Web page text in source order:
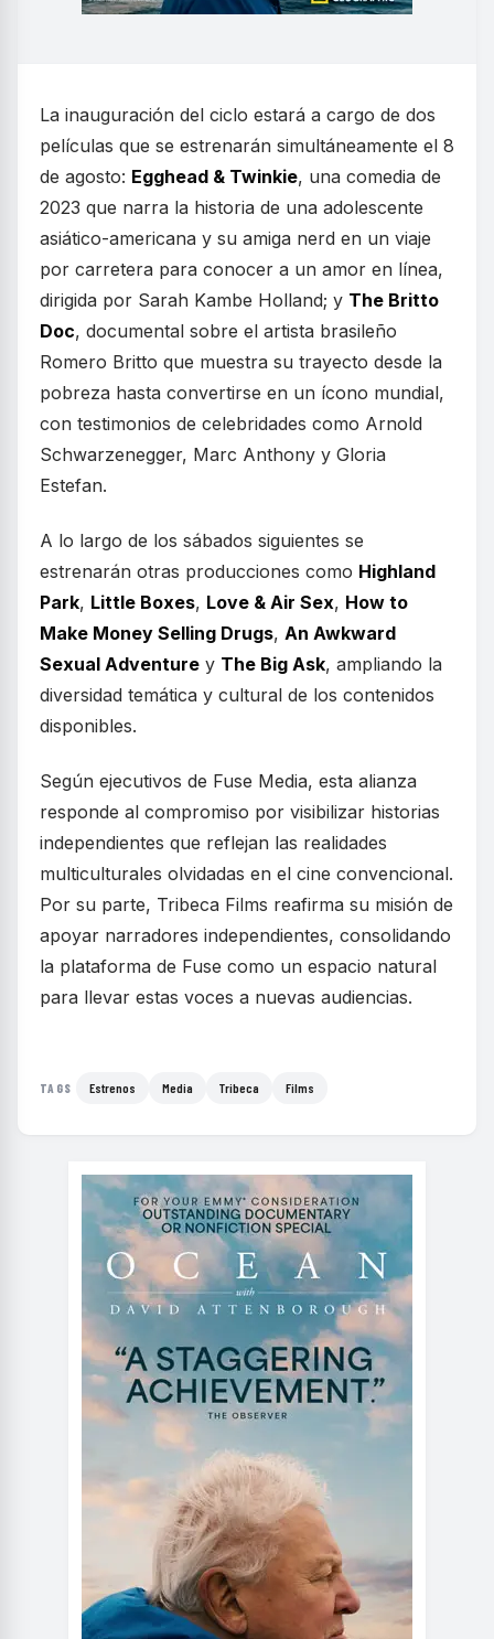
La inauguración del ciclo estará a cargo de dos
películas que se estrenarán simultáneamente el 8
de agosto: Egghead & Twinkie, una comedia de
2023 que narra la historia de una adolescente
asiático-americana y su amiga nerd en un viaje
por carretera para conocer a un amor en línea,
dirigida por Sarah Kambe Holland; y The Britto
Doc, documental sobre el artista brasileño
Romero Britto que muestra su trayecto desde la
pobreza hasta convertirse en un ícono mundial,
con testimonios de celebridades como Arnold
Schwarzenegger, Marc Anthony y Gloria
Estefan.
A lo largo de los sábados siguientes se
estrenarán otras producciones como Highland
Park, Little Boxes, Love & Air Sex, How to
Make Money Selling Drugs, An Awkward
Sexual Adventure y The Big Ask, ampliando la
diversidad temática y cultural de los contenidos
disponibles.
Según ejecutivos de Fuse Media, esta alianza
responde al compromiso por visibilizar historias
independientes que reflejan las realidades
multiculturales olvidadas en el cine convencional.
Por su parte, Tribeca Films reafirma su misión de
apoyar narradores independientes, consolidando
la plataforma de Fuse como un espacio natural
para llevar estas voces a nuevas audiencias.
TAGS Estrenos Media Tribeca Films